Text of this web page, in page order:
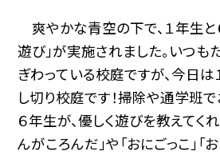
爽やかな青空の下で、１年生と
遊び」が実施されました。いつも
ぎわっている校庭ですが、今日
し切り校庭です！掃除や通学班
６年生が、優しく遊びを教えてく
んがころんだ」や「おにごっこ」「